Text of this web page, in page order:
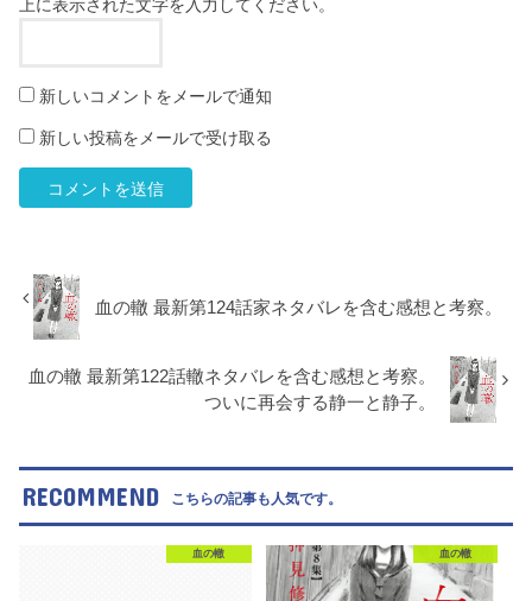
上に表示された文字を入力してください。
新しいコメントをメールで通知
新しい投稿をメールで受け取る
血の轍 最新第124話家ネタバレを含む感想と考察。
血の轍 最新第122話轍ネタバレを含む感想と考察。
ついに再会する静一と静子。
RECOMMEND こちらの記事も人気です。
血の轍 血の轍